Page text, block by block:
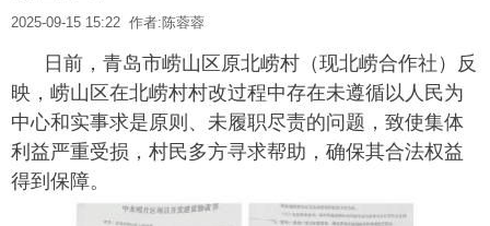
2025-09-15 15:22 作者:陈蓉蓉
日前，青岛市崂山区原北崂村（现北崂合作社）反
映，崂山区在北崂村村改过程中存在未遵循以人民为
中心和实事求是原则、未履职尽责的问题，致使集体
利益严重受损，村民多方寻求帮助，确保其合法权益
得到保障。